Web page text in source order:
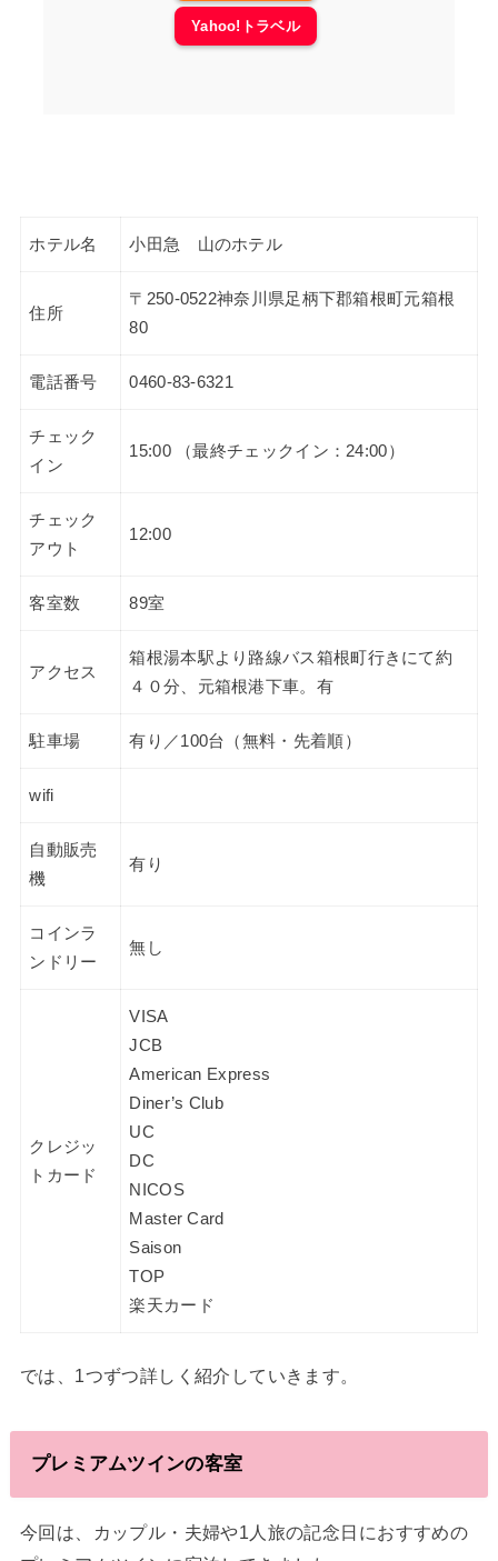
Yahoo!トラベル
ホテル名 小田急 山のホテル
住所
〒250-0522神奈川県足柄下郡箱根町元箱根
80
電話番号 0460-83-6321
チェック
イン
15:00 （最終チェックイン：24:00）
チェック
アウト
12:00
客室数 89室
アクセス
箱根湯本駅より路線バス箱根町行きにて約
４０分、元箱根港下車。有
駐車場 有り／100台（無料・先着順）
wifi
自動販売
機
有り
コインラ
ンドリー
無し
クレジッ
トカード
VISA
JCB
American Express
Diner’s Club
UC
DC
NICOS
Master Card
Saison
TOP
楽天カード
では、1つずつ詳しく紹介していきます。
プレミアムツインの客室
今回は、カップル・夫婦や1人旅の記念日におすすめの